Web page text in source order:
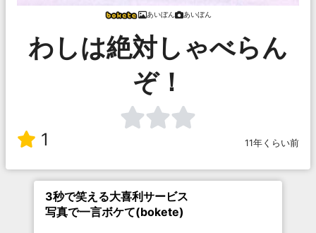
あいぼん あいぼん
わしは絶対しゃべらん
ぞ！
1 11年くらい前
3秒で笑える大喜利サービス
写真で一言ボケて(bokete)